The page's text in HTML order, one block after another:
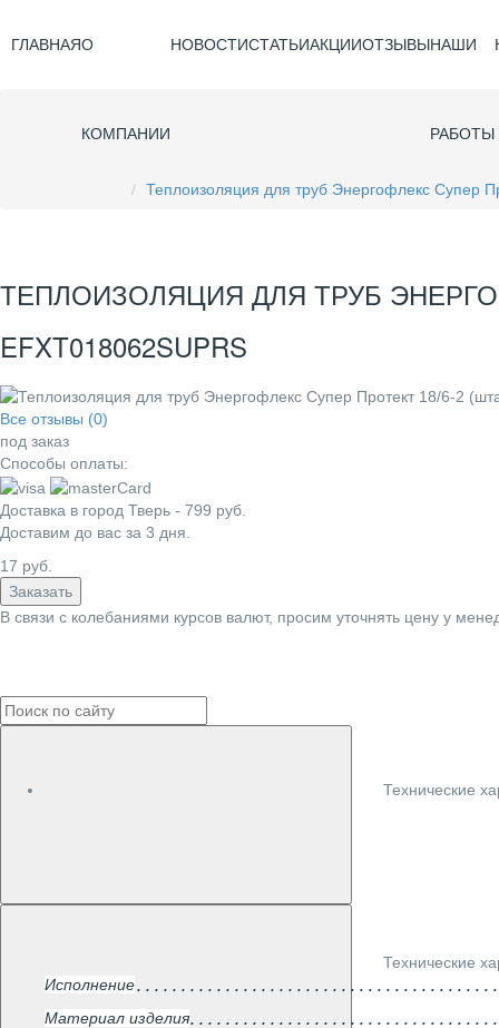
ГЛАВНАЯО
КОМПАНИИ
НОВОСТИСТАТЬИАКЦИИОТЗЫВЫНАШИ
РАБОТЫ
Теплоизоляция для труб Энергофлекс Супер
ТЕПЛОИЗОЛЯЦИЯ ДЛЯ ТРУБ
EFXT018062SUPRS
Все отзывы (0)
под заказ
Способы оплаты:
Доставка в город Тверь - 799 руб.
Доставим до вас за 3 дня.
17 руб.
Заказать
В связи с колебаниями курсов валют, просим уточнять цену у
Технические
Технические
Исполнение
Материал изделия